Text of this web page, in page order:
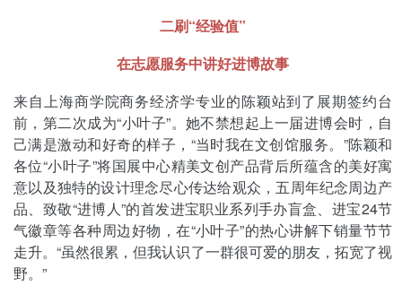
二刷“经验值”
在志愿服务中讲好进博故事
来自上海商学院商务经济学专业的陈颖站到了展期签约台
前，第二次成为“小叶子”。她不禁想起上一届进博会时，自
己满是激动和好奇的样子，“当时我在文创馆服务。”陈颖和
各位“小叶子”将国展中心精美文创产品背后所蕴含的美好寓
意以及独特的设计理念尽心传达给观众，五周年纪念周边产
品、致敬“进博人”的首发进宝职业系列手办盲盒、进宝24节
气徽章等各种周边好物，在“小叶子”的热心讲解下销量节节
走升。“虽然很累，但我认识了一群很可爱的朋友，拓宽了视
野。”